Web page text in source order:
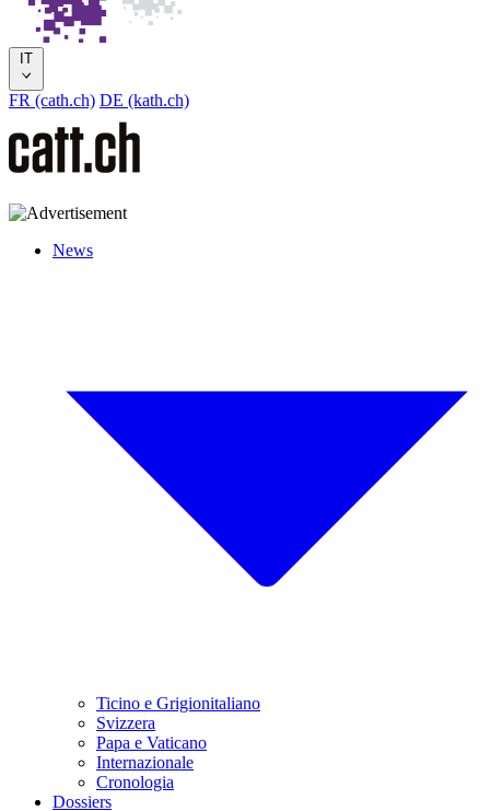
IT
FR (cath.ch) DE (kath.ch)
News
Ticino e Grigionitaliano
Svizzera
Papa e Vaticano
Internazionale
Cronologia
Dossiers